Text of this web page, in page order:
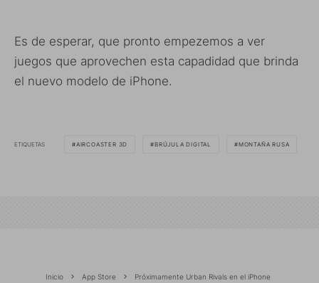
Es de esperar, que pronto empezemos a ver
juegos que aprovechen esta capadidad que brinda
el nuevo modelo de iPhone.
ETIQUETAS AIRCOASTER 3D BRÚJULA DIGITAL MONTAÑA RUSA
Inicio App Store Próximamente Urban Rivals en el iPhone